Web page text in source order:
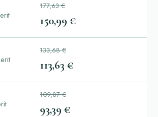
177,63 €
150,99 €
133,68 €
113,63 €
109,87 €
93,39 €